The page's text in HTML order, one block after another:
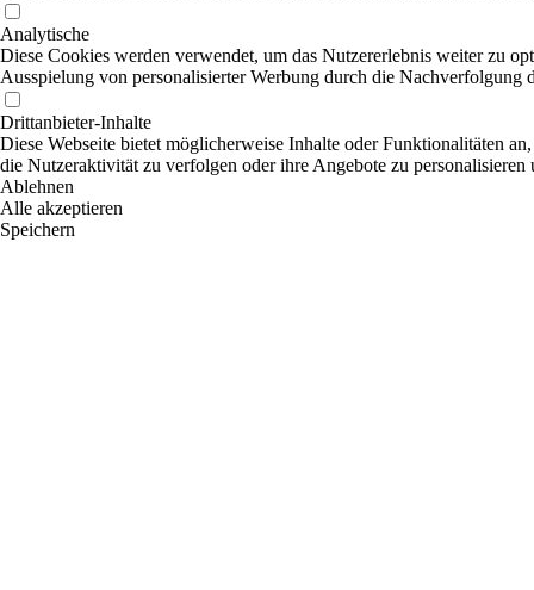
Analytische
Diese Cookies werden verwendet, um das Nutzererlebnis weiter zu
Ausspielung von personalisierter Werbung durch die Nachverfolgung
Drittanbieter-Inhalte
Diese Webseite bietet möglicherweise Inhalte oder Funktionalitäten
die Nutzeraktivität zu verfolgen oder ihre Angebote zu personalisieren
Ablehnen
Alle akzeptieren
Speichern